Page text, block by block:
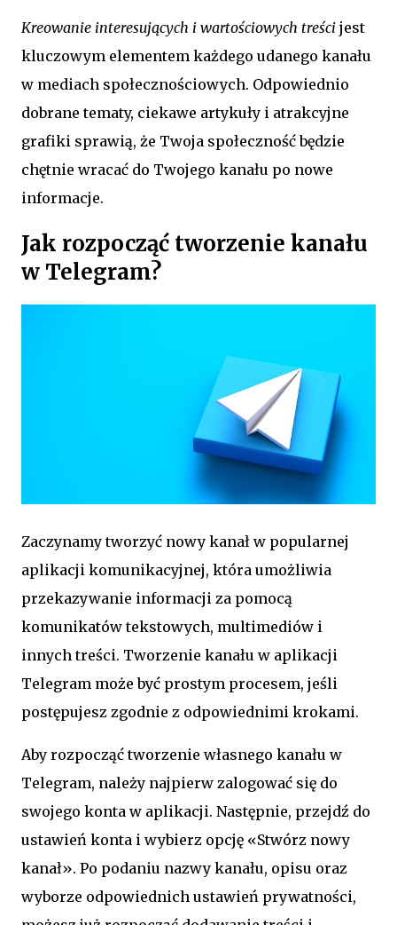
Kreowanie interesujących i wartościowych treści jest
kluczowym elementem każdego udanego kanału
w mediach społecznościowych. Odpowiednio
dobrane tematy, ciekawe artykuły i atrakcyjne
grafiki sprawią, że Twoja społeczność będzie
chętnie wracać do Twojego kanału po nowe
informacje.
Jak rozpocząć tworzenie kanału
w Telegram?
Zaczynamy tworzyć nowy kanał w popularnej
aplikacji komunikacyjnej, która umożliwia
przekazywanie informacji za pomocą
komunikatów tekstowych, multimediów i
innych treści. Tworzenie kanału w aplikacji
Telegram może być prostym procesem, jeśli
postępujesz zgodnie z odpowiednimi krokami.
Aby rozpocząć tworzenie własnego kanału w
Telegram, należy najpierw zalogować się do
swojego konta w aplikacji. Następnie, przejdź do
ustawień konta i wybierz opcję «Stwórz nowy
kanał». Po podaniu nazwy kanału, opisu oraz
wyborze odpowiednich ustawień prywatności,